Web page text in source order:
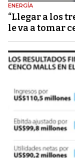
ENERGÍA
“Llegar a los
le va a tomar